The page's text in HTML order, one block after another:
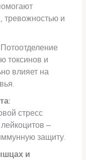
тревожностью и
токсинов и
влияет на
стресс
–
защиту.
и